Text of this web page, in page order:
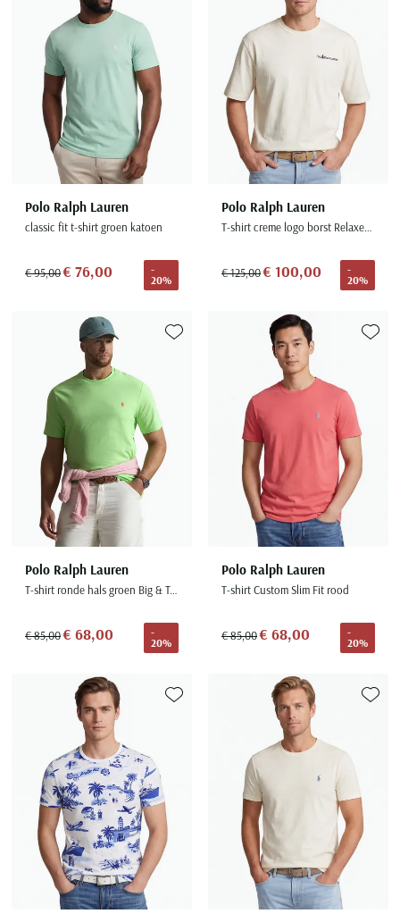
Polo Ralph Lauren
classic fit t-shirt groen katoen
€ 95,00€ 76,00
-
20%
Polo Ralph Lauren
T-shirt creme logo borst Relaxed Fit
€ 125,00€ 100,00
-
20%
Polo Ralph Lauren
T-shirt ronde hals groen Big & Tall
€ 85,00€ 68,00
-
20%
Toevoegen aan favorieten
Polo Ralph Lauren
T-shirt Custom Slim Fit rood
€ 85,00€ 68,00
-
20%
Toevoegen aan favorieten